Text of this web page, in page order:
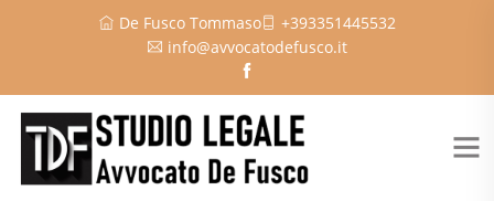
De Fusco Tommaso
+393351445532
info@avvocatodefusco.it